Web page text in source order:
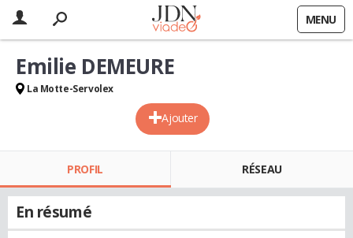
MENU
Ajouter
Emilie DEMEURE
La Motte-Servolex
PROFIL RÉSEAU
En résumé